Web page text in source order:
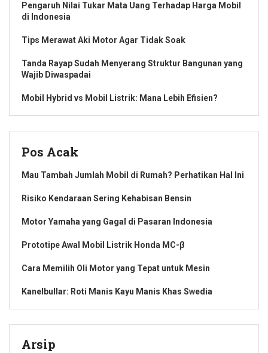
Pengaruh Nilai Tukar Mata Uang Terhadap Harga Mobil
di Indonesia
Tips Merawat Aki Motor Agar Tidak Soak
Tanda Rayap Sudah Menyerang Struktur Bangunan yang
Wajib Diwaspadai
Mobil Hybrid vs Mobil Listrik: Mana Lebih Efisien?
Pos Acak
Mau Tambah Jumlah Mobil di Rumah? Perhatikan Hal Ini
Risiko Kendaraan Sering Kehabisan Bensin
Motor Yamaha yang Gagal di Pasaran Indonesia
Prototipe Awal Mobil Listrik Honda MC-β
Cara Memilih Oli Motor yang Tepat untuk Mesin
Kanelbullar: Roti Manis Kayu Manis Khas Swedia
Arsip